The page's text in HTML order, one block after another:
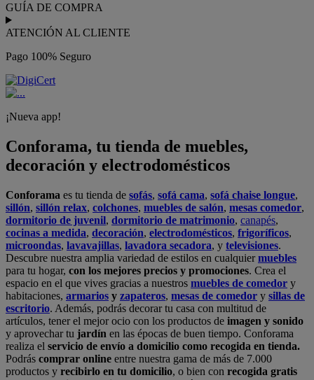
GUÍA DE COMPRA
ATENCIÓN AL CLIENTE
Pago 100% Seguro
¡Nueva app!
Conforama, tu tienda de muebles,
decoración y electrodomésticos
Conforama es tu tienda de sofás, sofá cama, sofá chaise longue,
sillón, sillón relax, colchones, muebles de salón, mesas comedor,
dormitorio de juvenil, dormitorio de matrimonio, canapés,
cocinas a medida, decoración, electrodomésticos, frigoríficos,
microondas, lavavajillas, lavadora secadora, y televisiones.
Descubre nuestra amplia variedad de estilos en cualquiermuebles
para tu hogar, con los mejores precios y promociones. Crea el
espacio en el que vives gracias a nuestros muebles de comedor y
habitaciones, armarios y zapateros, mesas de comedor y sillas de
escritorio. Además, podrás decorar tu casa con multitud de
artículos, tener el mejor ocio con los productos de imagen y sonido
y aprovechar tu jardín en las épocas de buen tiempo. Conforama
realiza el servicio de envío a domicilio como recogida en tienda.
Podrás comprar online entre nuestra gama de más de 7.000
productos y recibirlo en tu domicilio, o bien con recogida gratis